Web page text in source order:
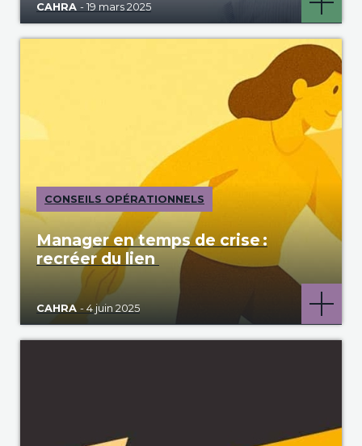
CAHRA - 19 mars 2025
CONSEILS OPÉRATIONNELS
Manager en temps de crise :
recréer du lien
CAHRA - 4 juin 2025